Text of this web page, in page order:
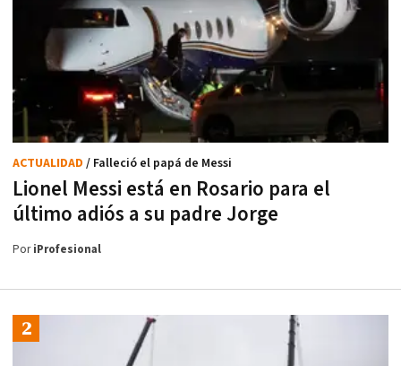
Lionel Messi está en Rosario para el
último adiós a su padre Jorge
ACTUALIDAD / Falleció el papá de Messi
PoriProfesional